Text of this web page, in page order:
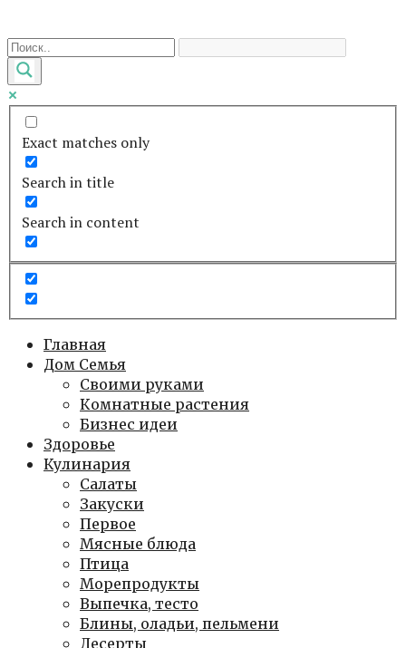
к
контенту
Exact matches only
Search in title
Search in content
Главная
Дом Семья
Своими руками
Комнатные растения
Бизнес идеи
Здоровье
Кулинария
Салаты
Закуски
Первое
Мясные блюда
Птица
Морепродукты
Выпечка, тесто
Блины, оладьи, пельмени
Десерты